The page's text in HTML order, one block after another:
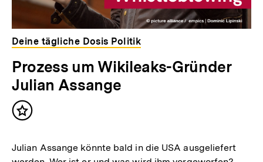
Deine tägliche Dosis Politik
Prozess um Wikileaks-Gründer
Julian Assange
Inhalt
Julian Assange könnte bald in die USA ausgeliefert